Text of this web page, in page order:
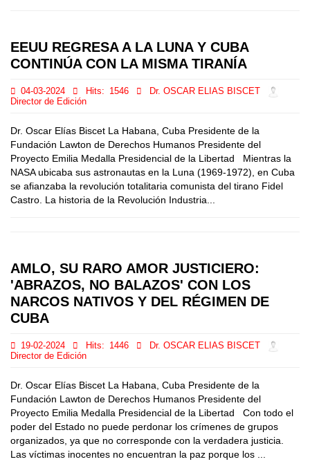
EEUU REGRESA A LA LUNA Y CUBA
CONTINÚA CON LA MISMA TIRANÍA
04-03-2024 Hits: 1546
Dr. OSCAR ELIAS BISCET
Director de Edición
Dr. Oscar Elías Biscet La Habana, Cuba Presidente de la
Fundación Lawton de Derechos Humanos Presidente del
Proyecto Emilia Medalla Presidencial de la Libertad Mientras la
NASA ubicaba sus astronautas en la Luna (1969-1972), en Cuba
se afianzaba la revolución totalitaria comunista del tirano Fidel
Castro. La historia de la Revolución Industria...
AMLO, SU RARO AMOR JUSTICIERO:
'ABRAZOS, NO BALAZOS' CON LOS
NARCOS NATIVOS Y DEL RÉGIMEN DE
CUBA
19-02-2024 Hits: 1446
Dr. OSCAR ELIAS BISCET
Director de Edición
Dr. Oscar Elías Biscet La Habana, Cuba Presidente de la
Fundación Lawton de Derechos Humanos Presidente del
Proyecto Emilia Medalla Presidencial de la Libertad Con todo el
poder del Estado no puede perdonar los crímenes de grupos
organizados, ya que no corresponde con la verdadera justicia.
Las víctimas inocentes no encuentran la paz porque los ...